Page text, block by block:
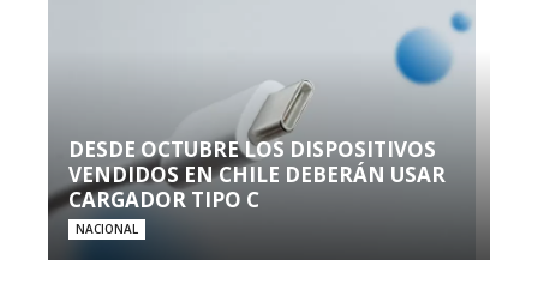
DESDE OCTUBRE LOS DISPOSITIVOS
VENDIDOS EN CHILE DEBERÁN USAR
CARGADOR TIPO C
NACIONAL